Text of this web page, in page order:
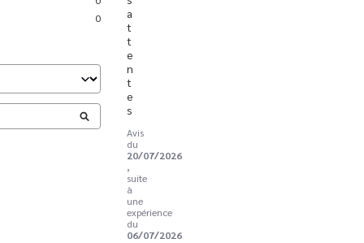
0
a
t
t
e
n
t
e
s
Avis
du
20/07/2026
,
suite
à
une
expérience
du
06/07/2026